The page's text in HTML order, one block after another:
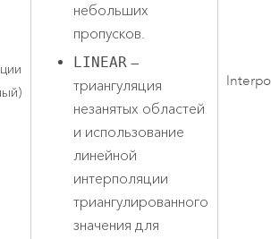
небольших
пропусков.
LINEAR —
триангуляция
незанятых областей
и использование
линейной
интерполяции
триангулированного
значения для